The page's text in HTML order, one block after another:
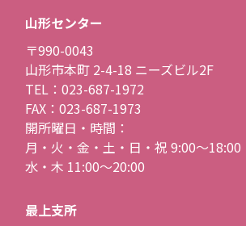
山形センター
〒990-0043
山形市本町 2-4-18 ニーズビル2F
TEL：023-687-1972
FAX：023-687-1973
開所曜日・時間：
月・火・金・土・日・祝 9:00〜18:00
水・木 11:00〜20:00
最上支所